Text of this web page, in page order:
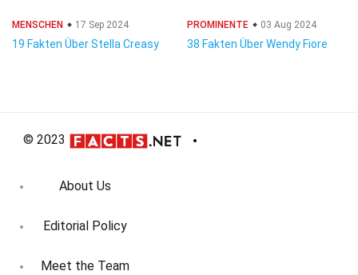
MENSCHEN 17 Sep 2024
19 Fakten Über Stella Creasy
PROMINENTE 03 Aug 2024
38 Fakten Über Wendy Fiore
© 2023
About Us
Editorial Policy
Meet the Team